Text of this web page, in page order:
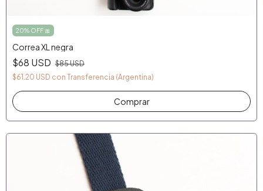
20% OFF 🎀
Correa XL negra
$68 USD $85 USD
$61.20 USD con Transferencia (Argentina)